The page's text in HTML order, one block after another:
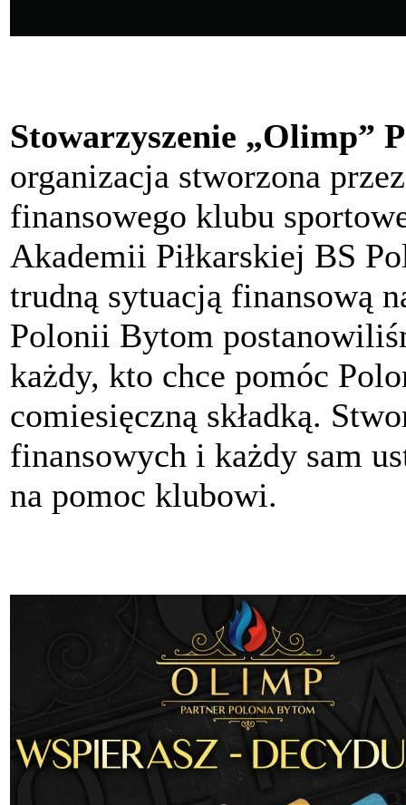
Stowarzyszenie „Olimp”
organizacja stworzona
finansowego klubu
Akademii Piłkarskiej BS
trudną sytuacją finansową
Polonii Bytom
każdy, kto chce pomóc
comiesięczną składką.
finansowych i każdy sam
na pomoc klubowi.